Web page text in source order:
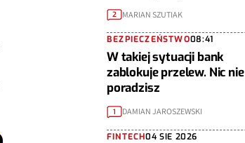
2 MARIAN SZUTIAK
BEZPIECZEŃSTWO08:41
W takiej sytuacji bank
zablokuje przelew. Nic nie
poradzisz
1 DAMIAN JAROSZEWSKI
FINTECH04 SIE 2026